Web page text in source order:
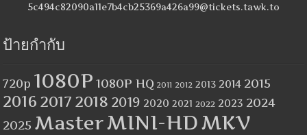
5c494c82090a11e7b4cb25369a426a99@tickets.tawk.to
ป้ายกำกับ
720p 1080P 1080P HQ 2011 2012 2013 2014 2015
2016 2017 2018 2019 2020 2021 2022 2023 2024
2025 MasterMINI-HDMKV